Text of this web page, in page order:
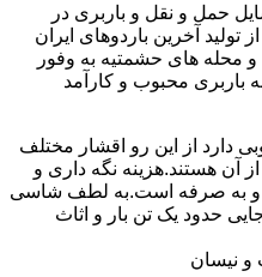
حمل و نقل و باربری در
آخرین باردوهای ایران
و محله های حشمتیه به وفور
باربری محبوب و کارآمد
دارد از این رو اقشار مختلف
آن هستند.هزینه نگه داری و
و به صرفه است.به لطف شاسی
حدود یک تن بار و اثاث
و نیسان